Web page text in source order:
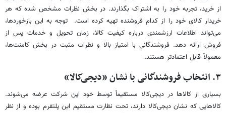
از خرید، تجربه خود را به اشتراک بگذارند. در بخش نظرات مشخص شده که هر
خریدار کالای خود را از کدام فروشنده تهیه کرده است. توجه به این بازخوردها،
می‌تواند اطلاعات ارزشمندی درباره کیفیت کالا، زمان تحویل و خدمات پس از
فروش ارائه دهد. فروشندگانی با امتیاز بالا و نظرات مثبت در بخش کامنت‌ها،
معمولاً قابل اعتمادتر هستند.
۳. انتخاب فروشندگانی با نشان «دیجی‌کالا»
بسیاری از کالاها در دیجی‌کالا مستقیماً توسط خود این شرکت عرضه می‌شوند.
کالاهایی که نشان دیجی‌کالا دارند، تحت نظارت مستقیم این پلتفرم بوده و از نظر